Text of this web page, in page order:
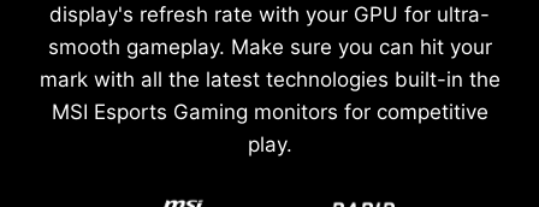
display's refresh rate with your GPU for ultra-
smooth gameplay. Make sure you can hit your
mark with all the latest technologies built-in the
MSI Esports Gaming monitors for competitive
play.